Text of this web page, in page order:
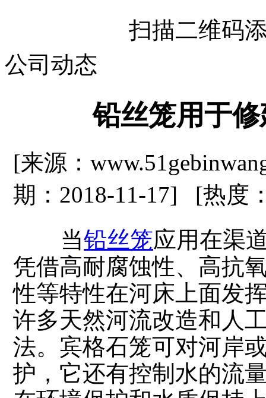
扫描二维码
公司动态
铅丝笼用于
[来源：
期：2018-11-17] [热度
当铅丝笼应用在渠
凭借高耐腐蚀性、高抗
性等特性在河床上面发
许多天然河流改造和人
法。宾格石笼可对河岸
护，它还有控制水的流